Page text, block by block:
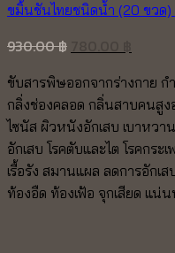
ขมิ้นชันไทยชนิดน้ำ (20 ขวด)
930.00฿
was:
930.00 ฿.
is:
ขับสารพิษออกจากร่างกาย
กลิ่งช่องคลอด กลิ่นสาบคนสู
ไซนัส ผิวหนังอักเสบ เบาหวา
อักเสบ โรคตับและไต โรคกร
เรื้อรัง สมานแผล ลดการอักเ
ท้องอืด ท้องเฟ้อ จุกเสียด แน่น